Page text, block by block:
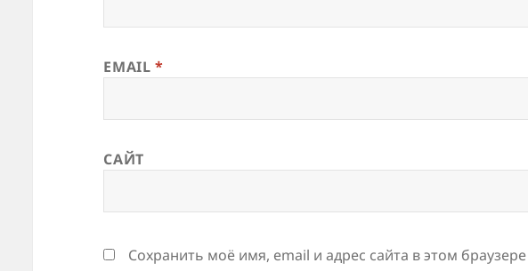
EMAIL*
САЙТ
Сохранить моё имя, email и адрес сайта в этом